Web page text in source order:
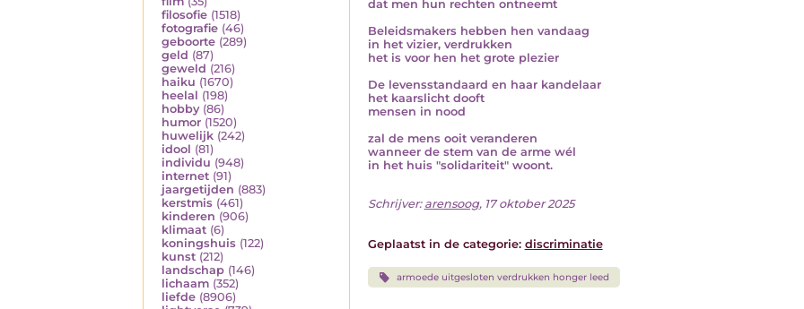
filosofie (1518)
fotografie (46)
geboorte (289)
geld (87)
geweld (216)
haiku (1670)
heelal (198)
hobby (86)
humor (1520)
huwelijk (242)
idool (81)
individu (948)
internet (91)
jaargetijden (883)
kerstmis (461)
kinderen (906)
klimaat (6)
koningshuis (122)
kunst (212)
landschap (146)
lichaam (352)
liefde (8906)
dat men hun rechten ontneemt
Beleidsmakers hebben hen vandaag
in het vizier, verdrukken
het is voor hen het grote plezier
De levensstandaard en haar kandelaar
het kaarslicht dooft
mensen in nood
zal de mens ooit veranderen
wanneer de stem van de arme wél
in het huis "solidariteit" woont.
Schrijver: arensoog, 17 oktober 2025
Geplaatst in de categorie: discriminatie
armoede uitgesloten verdrukken honger leed